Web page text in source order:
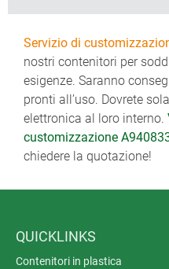
Servizio di
nostri contenitori per
esigenze. Saranno
pronti all’uso. Dovrete
elettronica al loro interno.
customizzazione
chiedere la quotazione!
QUICKLINKS
Contenitori in plastica